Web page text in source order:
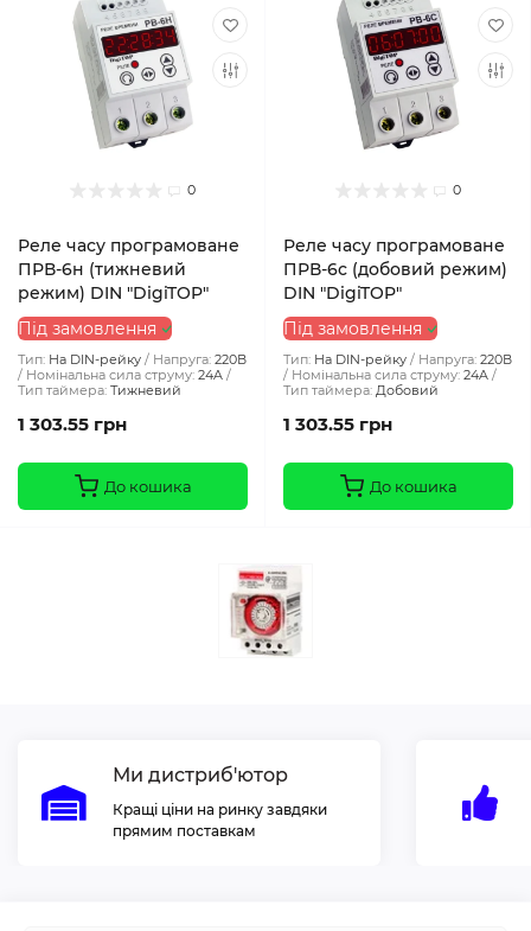
0
Реле часу програмоване
ПРВ-6н (тижневий
режим) DIN "DigiTOP"
Під замовлення
Тип: На DIN-рейку Напруга: 220В
Номінальна сила струму: 24A
Тип таймера: Тижневий
1 303.55 грн
До кошика
0
Реле часу програмоване
ПРВ-6с (добовий режим)
DIN "DigiTOP"
Під замовлення
Тип: На DIN-рейку Напруга: 220В
Номінальна сила струму: 24A
Тип таймера: Добовий
1 303.55 грн
До кошика
Ми дистриб'ютор
Кращі ціни на ринку завдяки
прямим поставкам